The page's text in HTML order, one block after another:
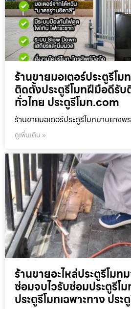
ร้านขายมอเตอร์ประตูรีโ
ติดตั้งประตูรีโมทฝีมือดีรับ
ทั่วไทย ประตูรีโมท.com
ร้านขายมอเตอร์ประตูรีโมทมาบยางพ
ดูเพิ่มเติม »
ร้านขายอะไหล่ประตูรีโม
ซ่อมจบไวรับซ่อมประตูรีโ
ประตูรีโมทเฉพาะทาง ปร